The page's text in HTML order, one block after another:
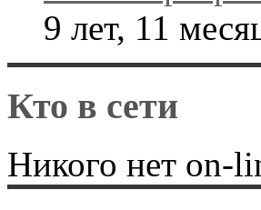
9 лет, 11
Кто в сети
Никого нет on-